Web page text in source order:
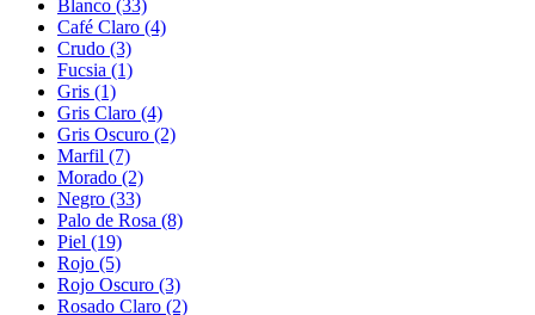
Blanco (33)
Café Claro (4)
Crudo (3)
Fucsia (1)
Gris (1)
Gris Claro (4)
Gris Oscuro (2)
Marfil (7)
Morado (2)
Negro (33)
Palo de Rosa (8)
Piel (19)
Rojo (5)
Rojo Oscuro (3)
Rosado Claro (2)